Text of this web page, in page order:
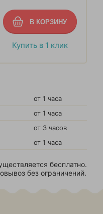
Купить в 1 клик
от 1 часа
от 1 часа
от 3 часов
от 1 часа
бесплатно.
без ограничений.